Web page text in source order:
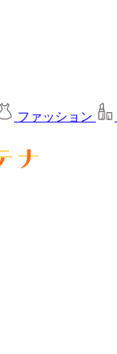
ファッション